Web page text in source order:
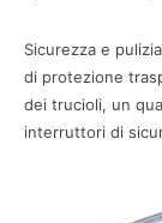
Sicurezza e
di protezione
dei trucioli, un
interruttori di